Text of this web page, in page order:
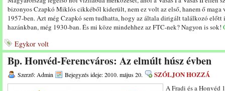
bizonyos Czapkó Miklós cikkéből kiderült, nem ez volt az első, hanem ő maga
1957-ben. Azt még Czapkó sem tudhatta, hogy az általa dirigált találkozó
hazánkban, még 1930-ban. És mi köze mindehhez az FTC-nek? Nagyon is sok!
Egykor volt
Bp. Honvéd-Ferencváros: Az elmúlt húsz évben
Szerző: Admin Bejegyzés ideje: 2010. május 20. SZÓLJON HOZZÁ
A Fradi és a Honvéd